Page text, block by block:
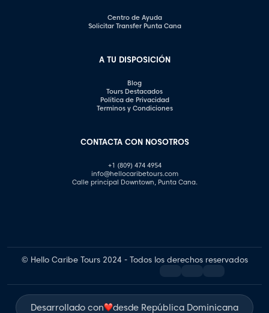
Centro de Ayuda
Solicitar Transfer Punta Cana
A TU DISPOSICIÓN
Blog
Tours Destacados
Política de Privacidad
Terminos y Condiciones
CONTACTA CON NOSOTROS
+1 (809) 474 4954
info@hellocaribetours.com
Calle principal Downtown, Punta Cana.
© Hello Caribe Tours 2024 - Todos los derechos reservados
Desarrollado con desde República Dominicana